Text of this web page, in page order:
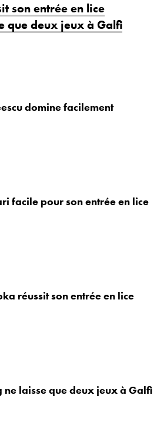
son entrée en lice
que deux jeux à Galfi
domine facilement
facile pour son entrée en lice
réussit son entrée en lice
ne laisse que deux jeux à Galfi